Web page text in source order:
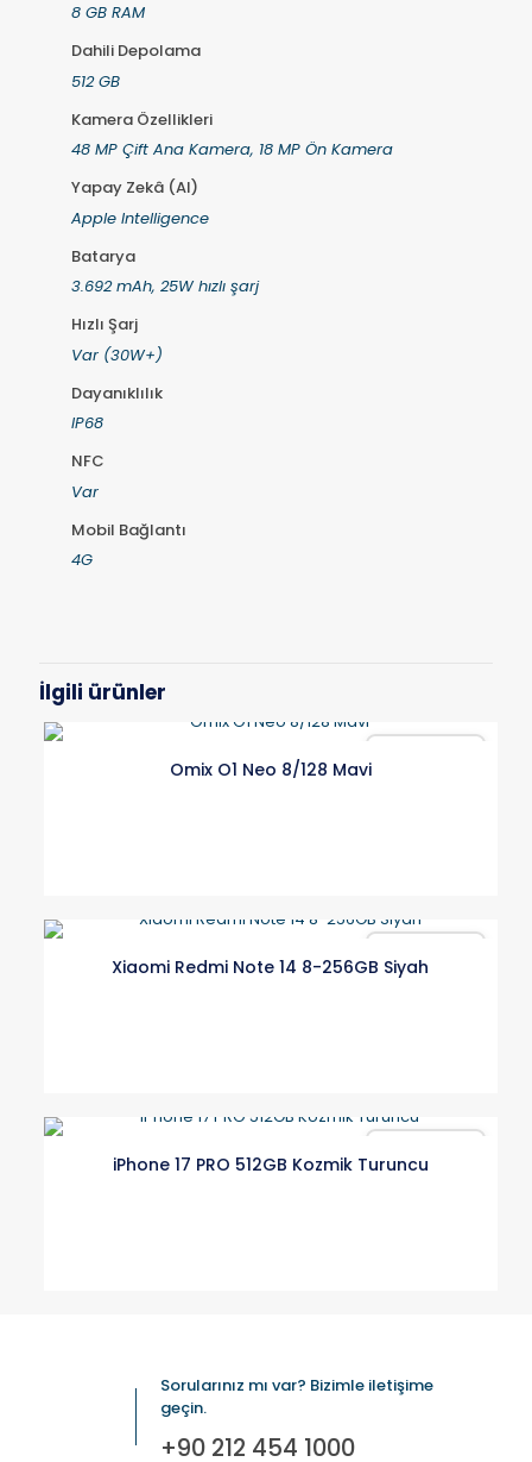
8 GB RAM
Dahili Depolama
512 GB
Kamera Özellikleri
48 MP Çift Ana Kamera, 18 MP Ön Kamera
Yapay Zekâ (AI)
Apple Intelligence
Batarya
3.692 mAh, 25W hızlı şarj
Hızlı Şarj
Var (30W+)
Dayanıklılık
IP68
NFC
Var
Mobil Bağlantı
4G
İlgili ürünler
Omix O1 Neo 8/128 Mavi
Xiaomi Redmi Note 14 8-256GB Siyah
iPhone 17 PRO 512GB Kozmik Turuncu
Sorularınız mı var? Bizimle iletişime
geçin.
+90 212 454 1000